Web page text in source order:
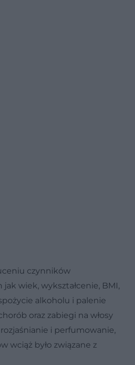
czynników
wiek, wykształcenie, BMI,
alkoholu i palenie
oraz zabiegi na włosy
i perfumowanie,
wciąż było związane z